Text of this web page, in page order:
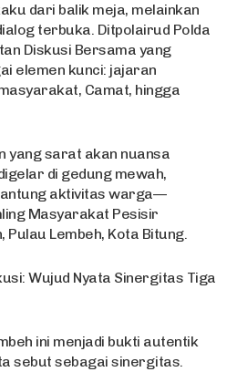
dari balik meja, melainkan
terbuka. Ditpolairud Polda
Diskusi Bersama yang
elemen kunci: jajaran
Camat, hingga
yang sarat akan nuansa
di gedung mewah,
aktivitas warga—
Masyarakat Pesisir
Pulau Lembeh, Kota Bitung.
Wujud Nyata Sinergitas Tiga
ini menjadi bukti autentik
sebut sebagai sinergitas.